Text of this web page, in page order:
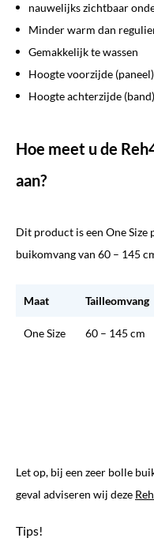
nauwelijks zichtbaar
Minder warm dan
Gemakkelijk te wassen
Hoogte voorzijde
Hoogte achterzijde
Hoe meet u de
aan?
Dit product is een One Size
buikomvang van 60 – 145
Maat Tailleomvang
One Size 60 – 145 cm
Let op, bij een zeer bolle
geval adviseren wij deze
Tips!